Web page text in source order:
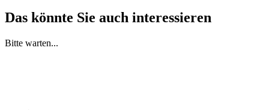
Das könnte Sie auch interessieren
Bitte warten...